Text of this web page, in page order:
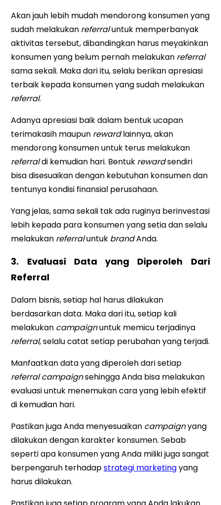
Akan jauh lebih mudah mendorong konsumen yang
sudah melakukan referraluntuk memperbanyak
aktivitas tersebut, dibandingkan harus meyakinkan
konsumen yang belum pernah melakukan referral
sama sekali. Maka dari itu, selalu berikan apresiasi
terbaik kepada konsumen yang sudah melakukan
referral.
Adanya apresiasi baik dalam bentuk ucapan
terimakasih maupun rewardlainnya, akan
mendorong konsumen untuk terus melakukan
referraldi kemudian hari. Bentuk rewardsendiri
bisa disesuaikan dengan kebutuhan konsumen dan
tentunya kondisi finansial perusahaan.
Yang jelas, sama sekali tak ada ruginya berinvestasi
lebih kepada para konsumen yang setia dan selalu
melakukan referraluntuk brandAnda.
3. Evaluasi Data yang Diperoleh Dari
Referral
Dalam bisnis, setiap hal harus dilakukan
berdasarkan data. Maka dari itu, setiap kali
melakukan campaignuntuk memicu terjadinya
referral, selalu catat setiap perubahan yang terjadi.
Manfaatkan data yang diperoleh dari setiap
referral campaignsehingga Anda bisa melakukan
evaluasi untuk menemukan cara yang lebih efektif
di kemudian hari.
Pastikan juga Anda menyesuaikan campaignyang
dilakukan dengan karakter konsumen. Sebab
seperti apa konsumen yang Anda miliki juga sangat
berpengaruh terhadapstrategi marketingyang
harus dilakukan.